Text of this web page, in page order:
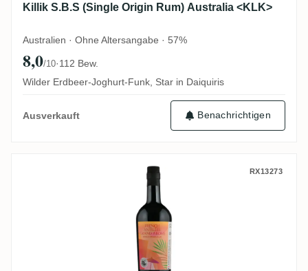
Killik S.B.S (Single Origin Rum) Australia <KLK>
Australien · Ohne Altersangabe · 57%
8,0/10·112 Bew.
Wilder Erdbeer-Joghurt-Funk, Star in Daiquiris
Ausverkauft Benachrichtigen
Le Galion S.B.S French Antilles Grand
RX13273